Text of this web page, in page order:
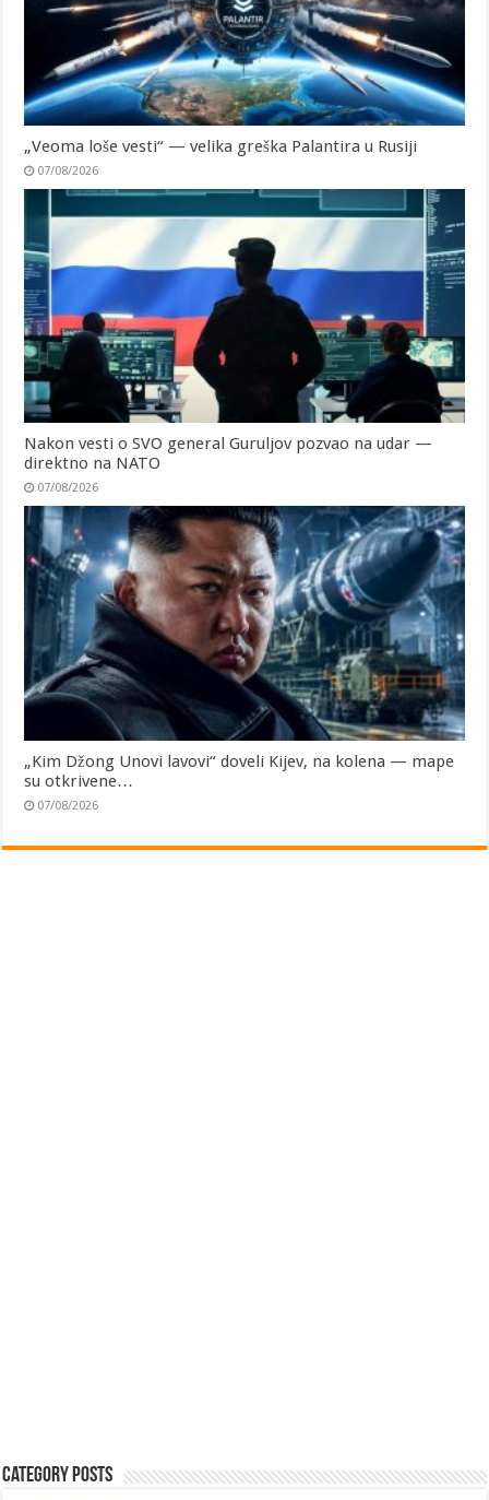
„Veoma loše vesti“ — velika greška Palantira u Rusiji
07/08/2026
Nakon vesti o SVO general Guruljov pozvao na udar —
direktno na NATO
07/08/2026
„Kim Džong Unovi lavovi“ doveli Kijev, na kolena — mape
su otkrivene…
07/08/2026
Category Posts